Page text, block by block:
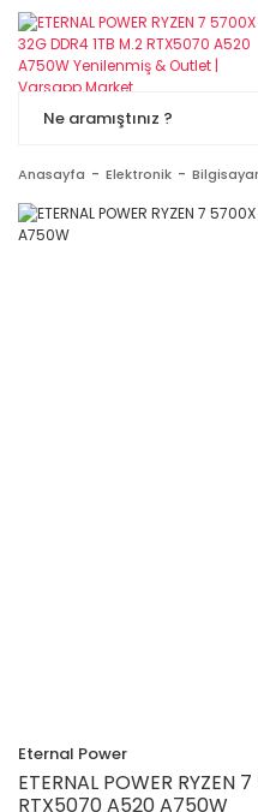
Anasayfa Elektronik
Eternal Power
ETERNAL POWER RYZEN
RTX5070 A520 A750W